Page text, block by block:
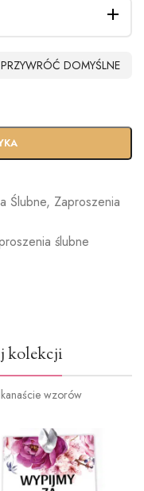
EKO
Biała
róż
Cielisty
(+1.2zł)
PRZYWRÓĆ DOMYŚLNE
Ślubne, Zaproszenia
ślubne
kolekcji
wzorów